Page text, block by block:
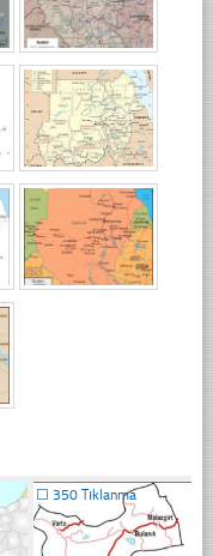
☐ 350 Tıklanma